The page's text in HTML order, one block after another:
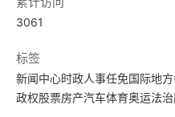
3061
标签
新闻中心时政人事任免国际地方
政权股票房产汽车体育奥运法治